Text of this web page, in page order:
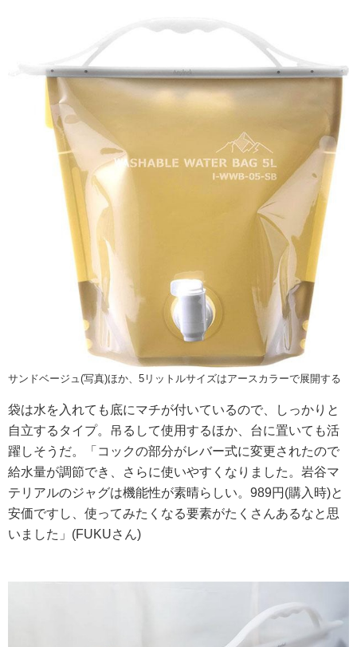
サンドベージュ(写真)ほか、5リットルサイズはアースカラーで展開する
袋は水を入れても底にマチが付いているので、しっかりと
自立するタイプ。吊るして使用するほか、台に置いても活
躍しそうだ。「コックの部分がレバー式に変更されたので
給水量が調節でき、さらに使いやすくなりました。岩谷マ
テリアルのジャグは機能性が素晴らしい。989円(購入時)と
安価ですし、使ってみたくなる要素がたくさんあるなと思
いました」(FUKUさん)